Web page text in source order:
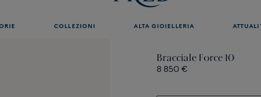
COLLEZIONI ALTA GIOIELLERIA
Bracciale Force 10
8 850 €